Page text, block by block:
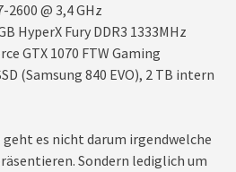
@ 3,4 GHz
HyperX Fury DDR3 1333MHz
GTX 1070 FTW Gaming
(Samsung 840 EVO), 2 TB intern
geht es nicht darum irgendwelche
Sondern lediglich um